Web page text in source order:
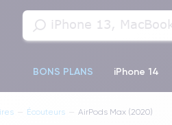
BONS PLANS iPhone 14
13 Pro Max iPhone 11
— Écouteurs — AirPods Max (2020)